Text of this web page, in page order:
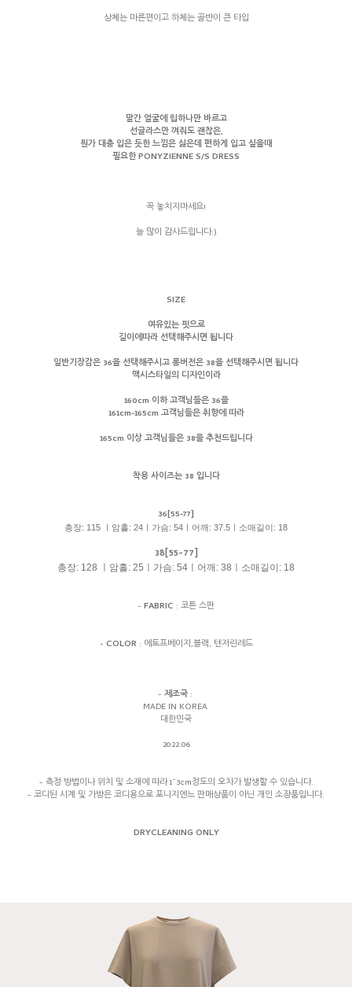
상체는 마른편이고 하체는 골반이 큰 타입
말간 얼굴에 립하나만 바르고
선글라스만 껴줘도 괜찮은,
뭔가 대충 입은 듯한 느낌은 싫은데 편하게 입고 싶을때
필요한 PONYZIENNE S/S DRESS
꼭 놓치지마세요!
늘 많이 감사드립니다:)
SIZE
여유있는 핏으로
길이에따라 선택해주시면 됩니다
일반기장감은 36을 선택해주시고 롱버전은 38을 선택해주시면 됩니다
맥시스타일의 디자인이라
160cm 이하 고객님들은 36을
161cm-165cm 고객님들은 취향에 따라
165cm 이상 고객님들은 38을 추천드립니다
착용 사이즈는 38 입니다
36[55-77]
총장: 115 ㅣ암홀: 24ㅣ가슴: 54ㅣ어깨: 37.5ㅣ소매길이: 18
38[55-77]
총장: 128 ㅣ암홀: 25ㅣ가슴: 54ㅣ어깨: 38ㅣ소매길이: 18
- FABRIC : 코튼 스판
- COLOR : 에토프베이지,블랙, 텐저린레드
- 제조국:
MADE IN KOREA
대한민국
2022.06
- 측정 방법이나 위치 및 소재에 따라 1~3cm정도의 오차가 발생할 수 있습니다.
- 코디된 시계 및 가방은 코디용으로 포니지엔느 판매상품이 아닌 개인 소장품입니다.
DRYCLEANING ONLY